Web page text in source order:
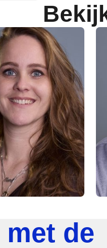
met de